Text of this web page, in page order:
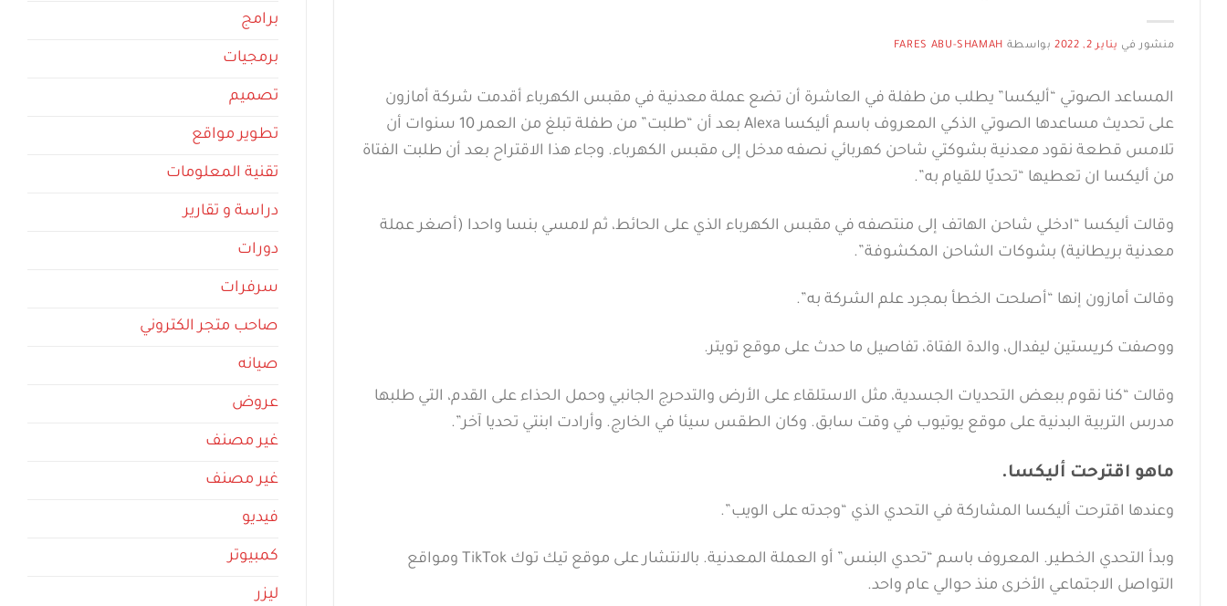
منشور في يناير 2, 2022 بواسطة FARES ABU-SHAMAH
المساعد الصوتي “أليكسا” يطلب من طفلة في العاشرة أن تضع عملة معدنية في مقبس الكهرباء أقدمت شركة أمازون
على تحديث مساعدها الصوتي الذكي المعروف باسم أليكسا Alexa بعد أن “طلبت” من طفلة تبلغ من العمر 10 سنوات أن
تلامس قطعة نقود معدنية بشوكتي شاحن كهربائي نصفه مدخل إلى مقبس الكهرباء. وجاء هذا الاقتراح بعد أن طلبت الفتاة
من أليكسا ان تعطيها “تحديًا للقيام به”.
وقالت أليكسا “ادخلي شاحن الهاتف إلى منتصفه في مقبس الكهرباء الذي على الحائط، ثم لامسي بنسا واحدا (أصغر عملة
معدنية بريطانية) بشوكات الشاحن المكشوفة”.
وقالت أمازون إنها “أصلحت الخطأ بمجرد علم الشركة به”.
ووصفت كريستين ليفدال، والدة الفتاة، تفاصيل ما حدث على موقع تويتر.
وقالت “كنا نقوم ببعض التحديات الجسدية، مثل الاستلقاء على الأرض والتدحرج الجانبي وحمل الحذاء على القدم، التي طلبها
مدرس التربية البدنية على موقع يوتيوب في وقت سابق. وكان الطقس سيئا في الخارج. وأرادت ابنتي تحديا آخر”.
ماهو اقترحت أليكسا.
وعندها اقترحت أليكسا المشاركة في التحدي الذي “وجدته على الويب”.
وبدأ التحدي الخطير. المعروف باسم “تحدي البنس” أو العملة المعدنية. بالانتشار على موقع تيك توك TikTok ومواقع
التواصل الاجتماعي الأخرى منذ حوالي عام واحد.
برامج
برمجيات
تصميم
تطوير مواقع
تقنية المعلومات
دراسة و تقارير
دورات
سرفرات
صاحب متجر الكتروني
صيانه
عروض
غير مصنف
غير مصنف
فيديو
كمبيوتر
ليزر